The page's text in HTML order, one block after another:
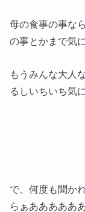
母の食事の事な
の事とかまで気
もうみんな大人
るしいちいち気
で、何度も聞か
らぁあああああ